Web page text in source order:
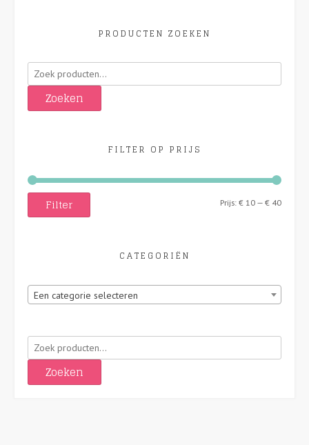
PRODUCTEN ZOEKEN
Zoeken
naar:
Zoeken
FILTER OP PRIJS
Min.
Max.
Filter Prijs: € 10 — € 40
CATEGORIËN
Een categorie selecteren
Zoeken
naar:
Zoeken